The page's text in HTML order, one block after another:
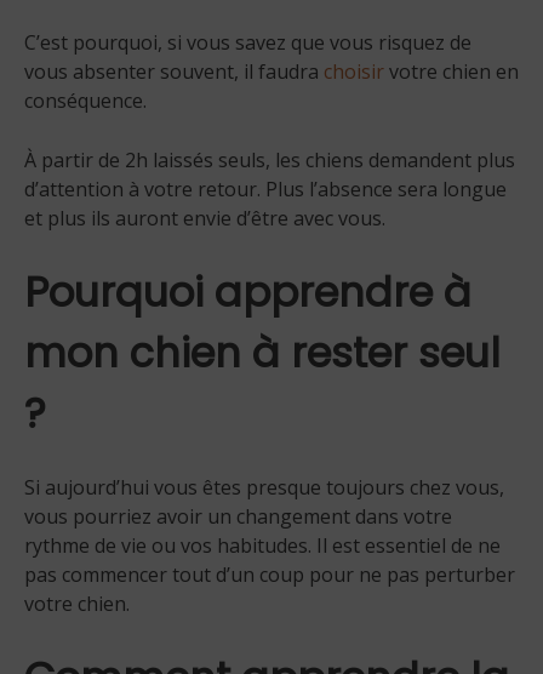
C’est pourquoi, si vous savez que vous risquez de
vous absenter souvent, il faudra choisirvotre chien en
conséquence.
À partir de 2h laissés seuls, les chiens demandent plus
d’attention à votre retour. Plus l’absence sera longue
et plus ils auront envie d’être avec vous.
Pourquoi apprendre à
mon chien à rester seul
?
Si aujourd’hui vous êtes presque toujours chez vous,
vous pourriez avoir un changement dans votre
rythme de vie ou vos habitudes. Il est essentiel de ne
pas commencer tout d’un coup pour ne pas perturber
votre chien.